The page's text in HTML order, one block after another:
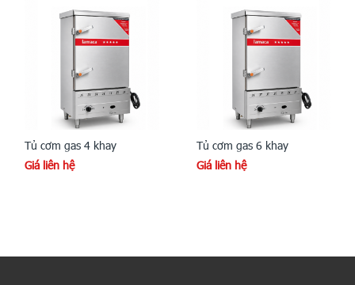
Tủ cơm gas 4 khay
Giá liên hệ
Tủ cơm gas 6 khay
Giá liên hệ